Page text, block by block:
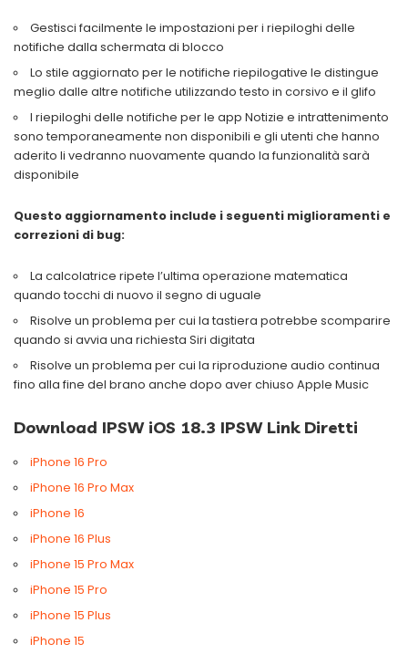
Gestisci facilmente le impostazioni per i riepiloghi delle
notifiche dalla schermata di blocco
Lo stile aggiornato per le notifiche riepilogative le distingue
meglio dalle altre notifiche utilizzando testo in corsivo e il glifo
I riepiloghi delle notifiche per le app Notizie e intrattenimento
sono temporaneamente non disponibili e gli utenti che hanno
aderito li vedranno nuovamente quando la funzionalità sarà
disponibile
Questo aggiornamento include i seguenti miglioramenti e
correzioni di bug:
La calcolatrice ripete l’ultima operazione matematica
quando tocchi di nuovo il segno di uguale
Risolve un problema per cui la tastiera potrebbe scomparire
quando si avvia una richiesta Siri digitata
Risolve un problema per cui la riproduzione audio continua
fino alla fine del brano anche dopo aver chiuso Apple Music
Download IPSW iOS 18.3 IPSW Link Diretti
iPhone 16 Pro
iPhone 16 Pro Max
iPhone 16
iPhone 16 Plus
iPhone 15 Pro Max
iPhone 15 Pro
iPhone 15 Plus
iPhone 15